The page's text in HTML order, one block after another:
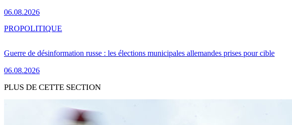
06.08.2026
Guerre de désinformation russe : les élections municipales allemandes prises pour cible
06.08.2026
PROPOLITIQUE
PLUS DE CETTE SECTION